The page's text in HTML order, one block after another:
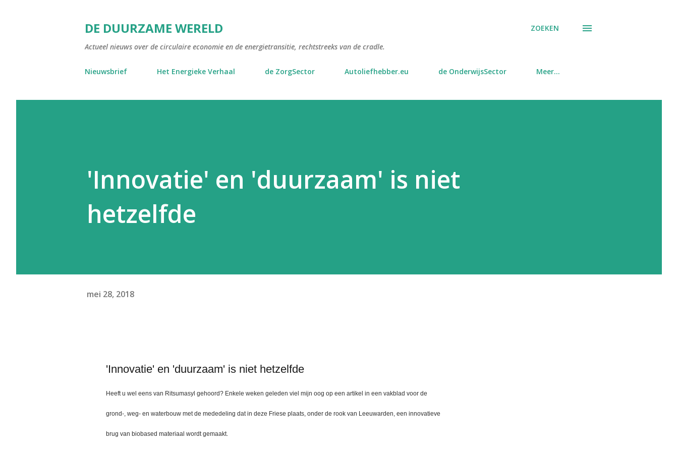
DE DUURZAME WERELD
Actueel nieuws over de circulaire economie en de energietransitie, rechtstreeks van de cradle.
ZOEKEN
Nieuwsbrief Het Energieke Verhaal de ZorgSector Autoliefhebber.eu de OnderwijsSector Meer…
'Innovatie' en 'duurzaam' is niet
hetzelfde
mei 28, 2018
'Innovatie' en 'duurzaam' is niet hetzelfde
Heeft u wel eens van Ritsumasyl gehoord? Enkele weken geleden viel mijn oog op een artikel in een vakblad voor de
grond-, weg- en waterbouw met de mededeling dat in deze Friese plaats, onder de rook van Leeuwarden, een innovatieve
brug van biobased materiaal wordt gemaakt.